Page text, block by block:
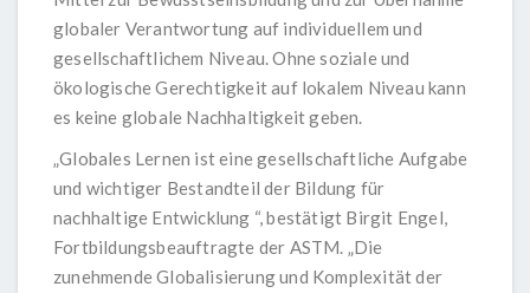
globaler Verantwortung auf individuellem und
gesellschaftlichem Niveau. Ohne soziale und
ökologische Gerechtigkeit auf lokalem Niveau kann
es keine globale Nachhaltigkeit geben.
„Globales Lernen ist eine gesellschaftliche Aufgabe
und wichtiger Bestandteil der Bildung für
nachhaltige Entwicklung “, bestätigt Birgit Engel,
Fortbildungsbeauftragte der ASTM. „Die
zunehmende Globalisierung und Komplexität der